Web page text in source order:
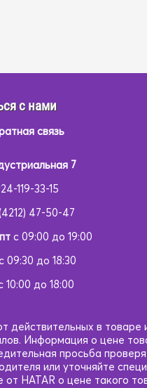
с нами
связь
7
119-33-15
47-50-47
пт с 09:00 до 19:00
09:30 до 18:30
10:00 до 18:00
действительных в товаре
Информация о цене
просьба
или уточняйте
HATAR о цене такого